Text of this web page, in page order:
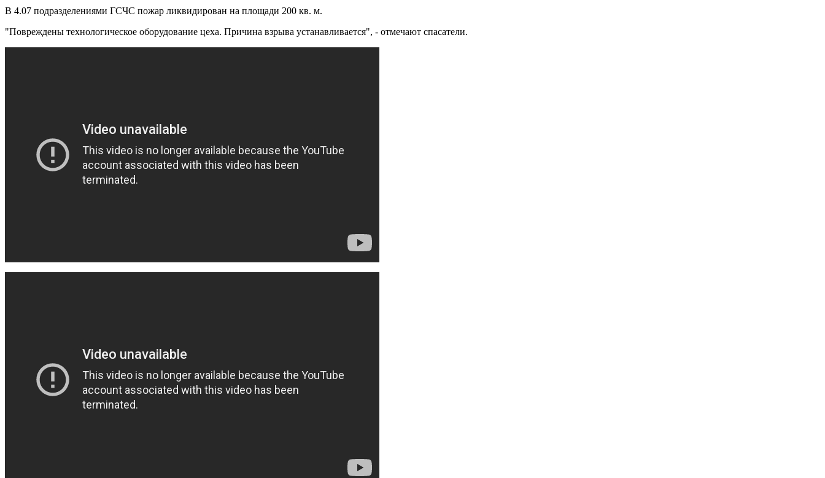
В 4.07 подразделениями ГСЧС пожар ликвидирован на площади 200 кв. м.
"Повреждены технологическое оборудование цеха. Причина взрыва устанавливается", - отмечают спасатели.